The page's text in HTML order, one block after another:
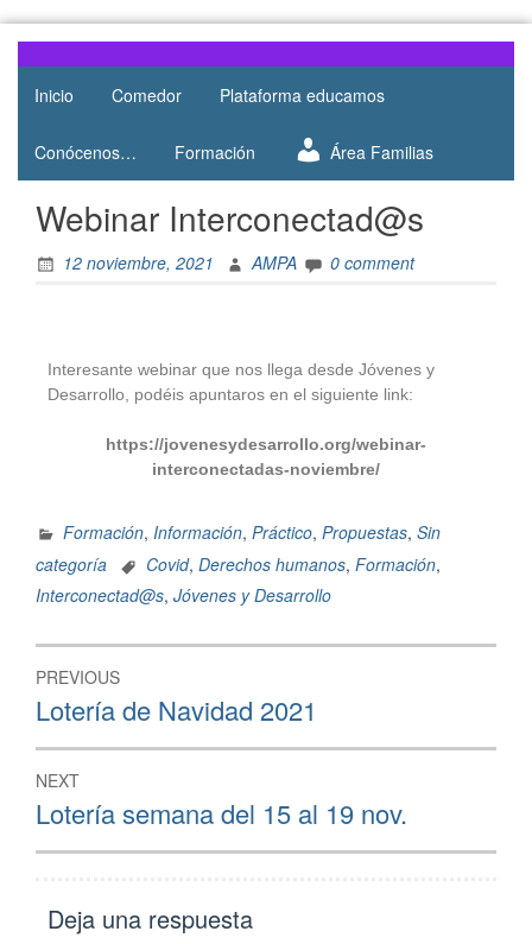
AMPA
Salesianos
Atocha
AMPA del
Colegio
de Atocha
Inicio Comedor Plataforma educamos
Conócenos… Formación Área Familias
Webinar Interconectad@s
12 noviembre, 2021 AMPA 0 comment
Interesante webinar que nos llega desde Jóvenes y
Desarrollo, podéis apuntaros en el siguiente link:
https://jovenesydesarrollo.org/webinar-
interconectadas-noviembre/
Formación, Información, Práctico, Propuestas, Sin
categoría
Covid, Derechos humanos, Formación,
Interconectad@s, Jóvenes y Desarrollo
PREVIOUS
Lotería de Navidad 2021
NEXT
Lotería semana del 15 al 19 nov.
Deja una respuesta